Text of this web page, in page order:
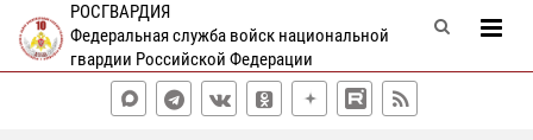
РОСГВАРДИЯ
Федеральная служба войск национальной
гвардии Российской Федерации